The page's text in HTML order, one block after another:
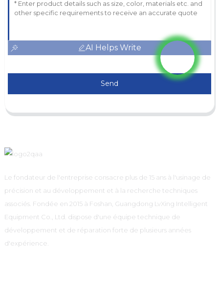
AI Helps Write
Send
Le fondateur de l'entreprise consacre plus de 15 ans à l'usinage de
précision et au développement et à la recherche techniques
associés. Fondée en 2015 à Foshan, Guangdong LvXing Intelligent
Equipment Co., Ltd. dispose d'une équipe technique de
développement et de réparation forte de plusieurs années
d'expérience.